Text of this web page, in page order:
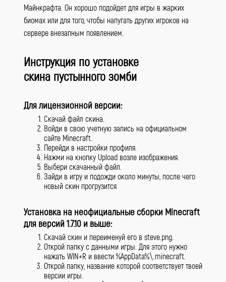
Майнкрафта. Он хорошо подойдет для игры в жарких
биомах или для того, чтобы напугать других игроков на
сервере внезапным появлением.
Инструкция по установке
скина пустынного зомби
Для лицензионной версии:
Скачай файл скина.
Войди в свою учетную запись на официальном
сайте Minecraft.
Перейди в настройки профиля.
Нажми на кнопку Upload возле изображения.
Выбери скачанный файл.
Зайди в игру и подожди около минуты, после чего
новый скин прогрузится
Установка на неофициальные сборки Minecraft
для версий 1.7.10 и выше:
Скачай скин и переименуй его в steve.png.
Открой папку с данными игры. Для этого нужно
нажать WIN+R и ввести %AppData%\.minecraft.
Открой папку, название которой соответствует твоей
версии игры.